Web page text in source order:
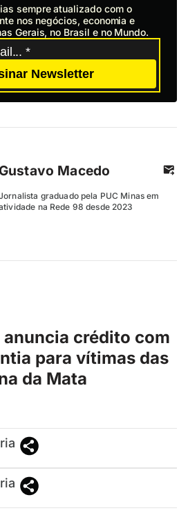
sempre atualizado com o
nos negócios, economia e
Gerais, no Brasil e no Mundo.
Newsletter
Gustavo Macedo
graduado pela PUC Minas em
na Rede 98 desde 2023
anuncia crédito com
para vítimas das
da Mata